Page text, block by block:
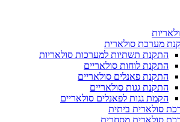
מערכת סולארית
התקנת תשתיות למערכות סולאריות
התקנת לוחות סולאריים
התקנת פאנלים סולאריים
התקנת גגות סולאריים
הקמת גגות לפאנלים סולאריים
סולארית ביתית